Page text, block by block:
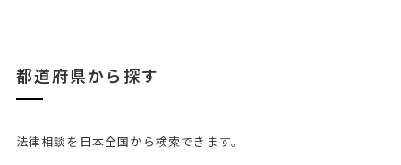
都道府県から探す
法律相談を日本全国から検索できます。